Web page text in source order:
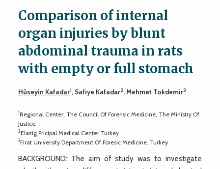
Comparison of internal
organ injuries by blunt
abdominal trauma in rats
with empty or full stomach
Hüseyin Kafadar1, Safiye Kafadar2, Mehmet Tokdemir3
1Regional Center, The Council Of Forensic Medicine, The Ministry Of
Justice,
2Elazig Pricipal Medical Center Turkey
3Firat University Department Of Foresic Medicine. Turkey
BACKGROUND: The aim of study was to investigate